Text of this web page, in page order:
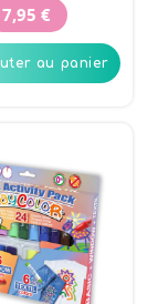
7,95 €
au panier